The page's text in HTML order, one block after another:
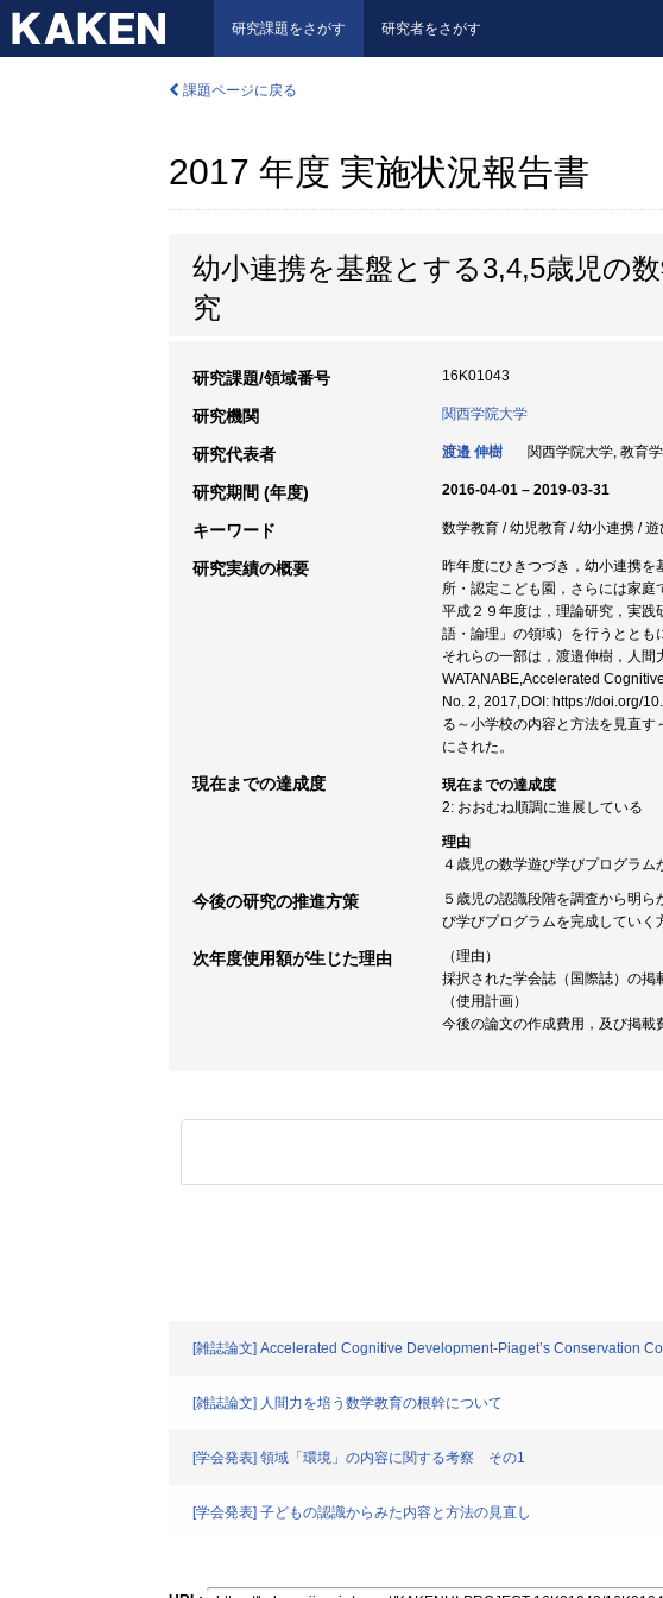
研究課題をさがす 研究者をさがす
課題ページに戻る
2017 年度 実施状況報告書
幼小連携を基盤とする3,4,5歳児の
究
研究課題/領域番号 16K01043
研究機関 関西学院大学
研究代表者 渡邉 伸樹 関西学院大学, 教育
研究期間 (年度) 2016-04-01 – 2019-03-31
キーワード 数学教育 / 幼児教育 / 幼小連携 / 遊
研究実績の概要
昨年度にひきつづき，幼小連携
所・認定こども園，さらには家庭
平成２９年度は，理論研究，実
語・論理」の領域）を行うととも
それらの一部は，渡邉伸樹，人
WATANABE,Accelerated
No. 2, 2017,DOI: https://doi.org/
る～小学校の内容と方法を見直
にされた。
現在までの達成度
現在までの達成度
2: おおむね順調に進展している
理由
４歳児の数学遊び学びプログラム
今後の研究の推進方策
５歳児の認識段階を調査から明
び学びプログラムを完成していく
次年度使用額が生じた理由
（理由）
採択された学会誌（国際誌）の掲
（使用計画）
今後の論文の作成費用，及び掲載
[雑誌論文] Accelerated Cognitive Development-Piaget’s Conservation
[雑誌論文] 人間力を培う数学教育の根幹について
[学会発表] 領域「環境」の内容に関する考察 その1
[学会発表] 子どもの認識からみた内容と方法の見直し